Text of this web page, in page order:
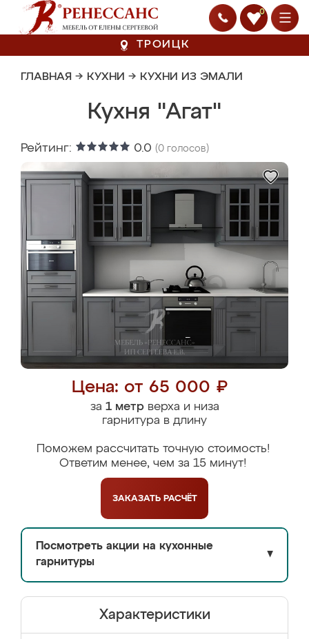
0
ТРОИЦК
ГЛАВНАЯ → КУХНИ → КУХНИ ИЗ ЭМАЛИ
Кухня "Агат"
Рейтинг: 0.0 (0 голосов)
Цена: от 65 000 ₽
за 1 метрверха и низа
гарнитура в длину
Поможем рассчитать точную стоимость!
Ответим менее, чем за 15 минут!
ЗАКАЗАТЬ РАСЧЁТ
Посмотреть акции на кухонные
гарнитуры
▼
Характеристики